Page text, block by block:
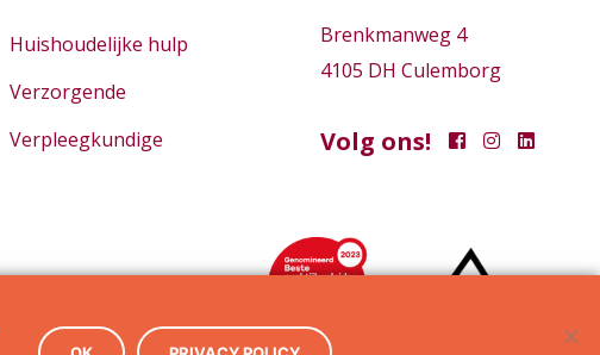
Huishoudelijke hulp
Verzorgende
Verpleegkundige
Brenkmanweg 4
4105 DH Culemborg
Volg ons!